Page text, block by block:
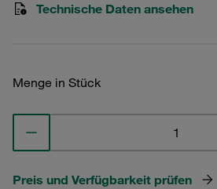
Technische Daten ansehen
Menge in Stück
Preis und Verfügbarkeit prüfen